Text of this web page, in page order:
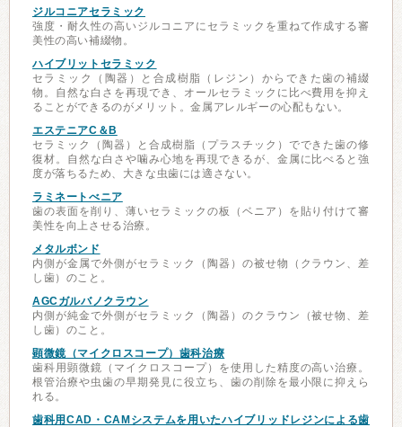
ジルコニアセラミック
強度・耐久性の高いジルコニアにセラミックを重ねて作成する審
美性の高い補綴物。
ハイブリットセラミック
セラミック（陶器）と合成樹脂（レジン）からできた歯の補綴
物。自然な白さを再現でき、オールセラミックに比べ費用を抑え
ることができるのがメリット。金属アレルギーの心配もない。
エステニアC＆B
セラミック（陶器）と合成樹脂（プラスチック）でできた歯の修
復材。自然な白さや噛み心地を再現できるが、金属に比べると強
度が落ちるため、大きな虫歯には適さない。
ラミネートべニア
歯の表面を削り、薄いセラミックの板（ベニア）を貼り付けて審
美性を向上させる治療。
メタルボンド
内側が金属で外側がセラミック（陶器）の被せ物（クラウン、差
し歯）のこと。
AGCガルバノクラウン
内側が純金で外側がセラミック（陶器）のクラウン（被せ物、差
し歯）のこと。
顕微鏡（マイクロスコープ）歯科治療
歯科用顕微鏡（マイクロスコープ）を使用した精度の高い治療。
根管治療や虫歯の早期発見に役立ち、歯の削除を最小限に抑えら
れる。
歯科用CAD・CAMシステムを用いたハイブリッドレジンによる歯